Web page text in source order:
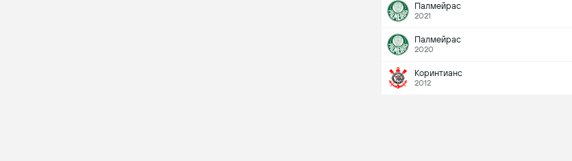
Палмейрас
2021
Палмейрас
2020
Коринтианс
2012